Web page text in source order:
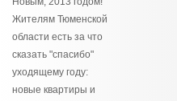
Жителям Тюменской
области есть за что
сказать "спасибо"
уходящему году:
новые квартиры и